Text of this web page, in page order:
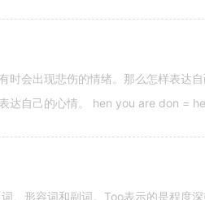
时会出现悲伤的情绪。那么怎样表达
达自己的心情。 hen you are don =
、形容词和副词。Too表示的是程度